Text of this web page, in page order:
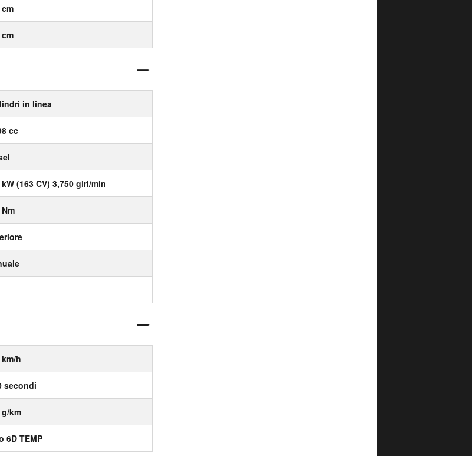
cm
in linea
cc
kW (163 CV) 3,750 giri/min
h
secondi
g/km
6D TEMP